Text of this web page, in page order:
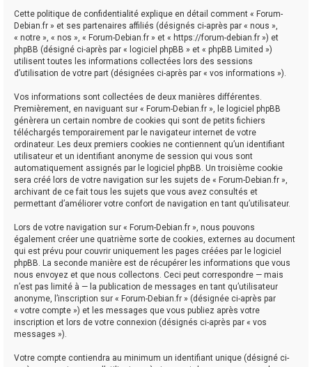
Cette politique de confidentialité explique en détail comment « Forum-
Debian.fr » et ses partenaires affiliés (désignés ci-après par « nous »,
« notre », « nos », « Forum-Debian.fr » et « https://forum-debian.fr ») et
phpBB (désigné ci-après par « logiciel phpBB » et « phpBB Limited »)
utilisent toutes les informations collectées lors des sessions
d’utilisation de votre part (désignées ci-après par « vos informations »).
Vos informations sont collectées de deux manières différentes.
Premièrement, en naviguant sur « Forum-Debian.fr », le logiciel phpBB
génèrera un certain nombre de cookies qui sont de petits fichiers
téléchargés temporairement par le navigateur internet de votre
ordinateur. Les deux premiers cookies ne contiennent qu’un identifiant
utilisateur et un identifiant anonyme de session qui vous sont
automatiquement assignés par le logiciel phpBB. Un troisième cookie
sera créé lors de votre navigation sur les sujets de « Forum-Debian.fr »,
archivant de ce fait tous les sujets que vous avez consultés et
permettant d’améliorer votre confort de navigation en tant qu’utilisateur.
Lors de votre navigation sur « Forum-Debian.fr », nous pouvons
également créer une quatrième sorte de cookies, externes au document
qui est prévu pour couvrir uniquement les pages créées par le logiciel
phpBB. La seconde manière est de récupérer les informations que vous
nous envoyez et que nous collectons. Ceci peut correspondre — mais
n’est pas limité à — la publication de messages en tant qu’utilisateur
anonyme, l’inscription sur « Forum-Debian.fr » (désignée ci-après par
« votre compte ») et les messages que vous publiez après votre
inscription et lors de votre connexion (désignés ci-après par « vos
messages »).
Votre compte contiendra au minimum un identifiant unique (désigné ci-